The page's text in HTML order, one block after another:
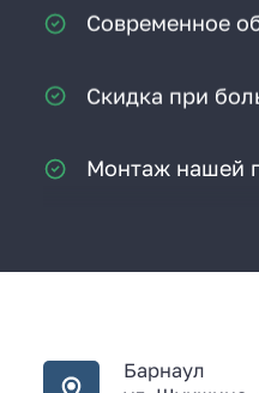
Консультация
Барнаул